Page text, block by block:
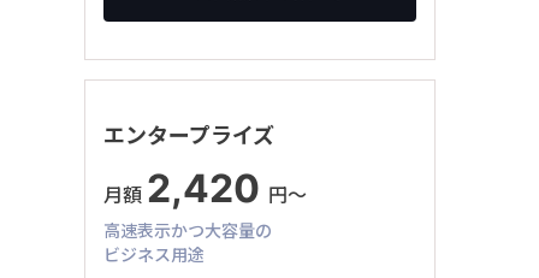
エンタープライズ
月額 2,420 円〜
高速表示かつ大容量の
ビジネス用途